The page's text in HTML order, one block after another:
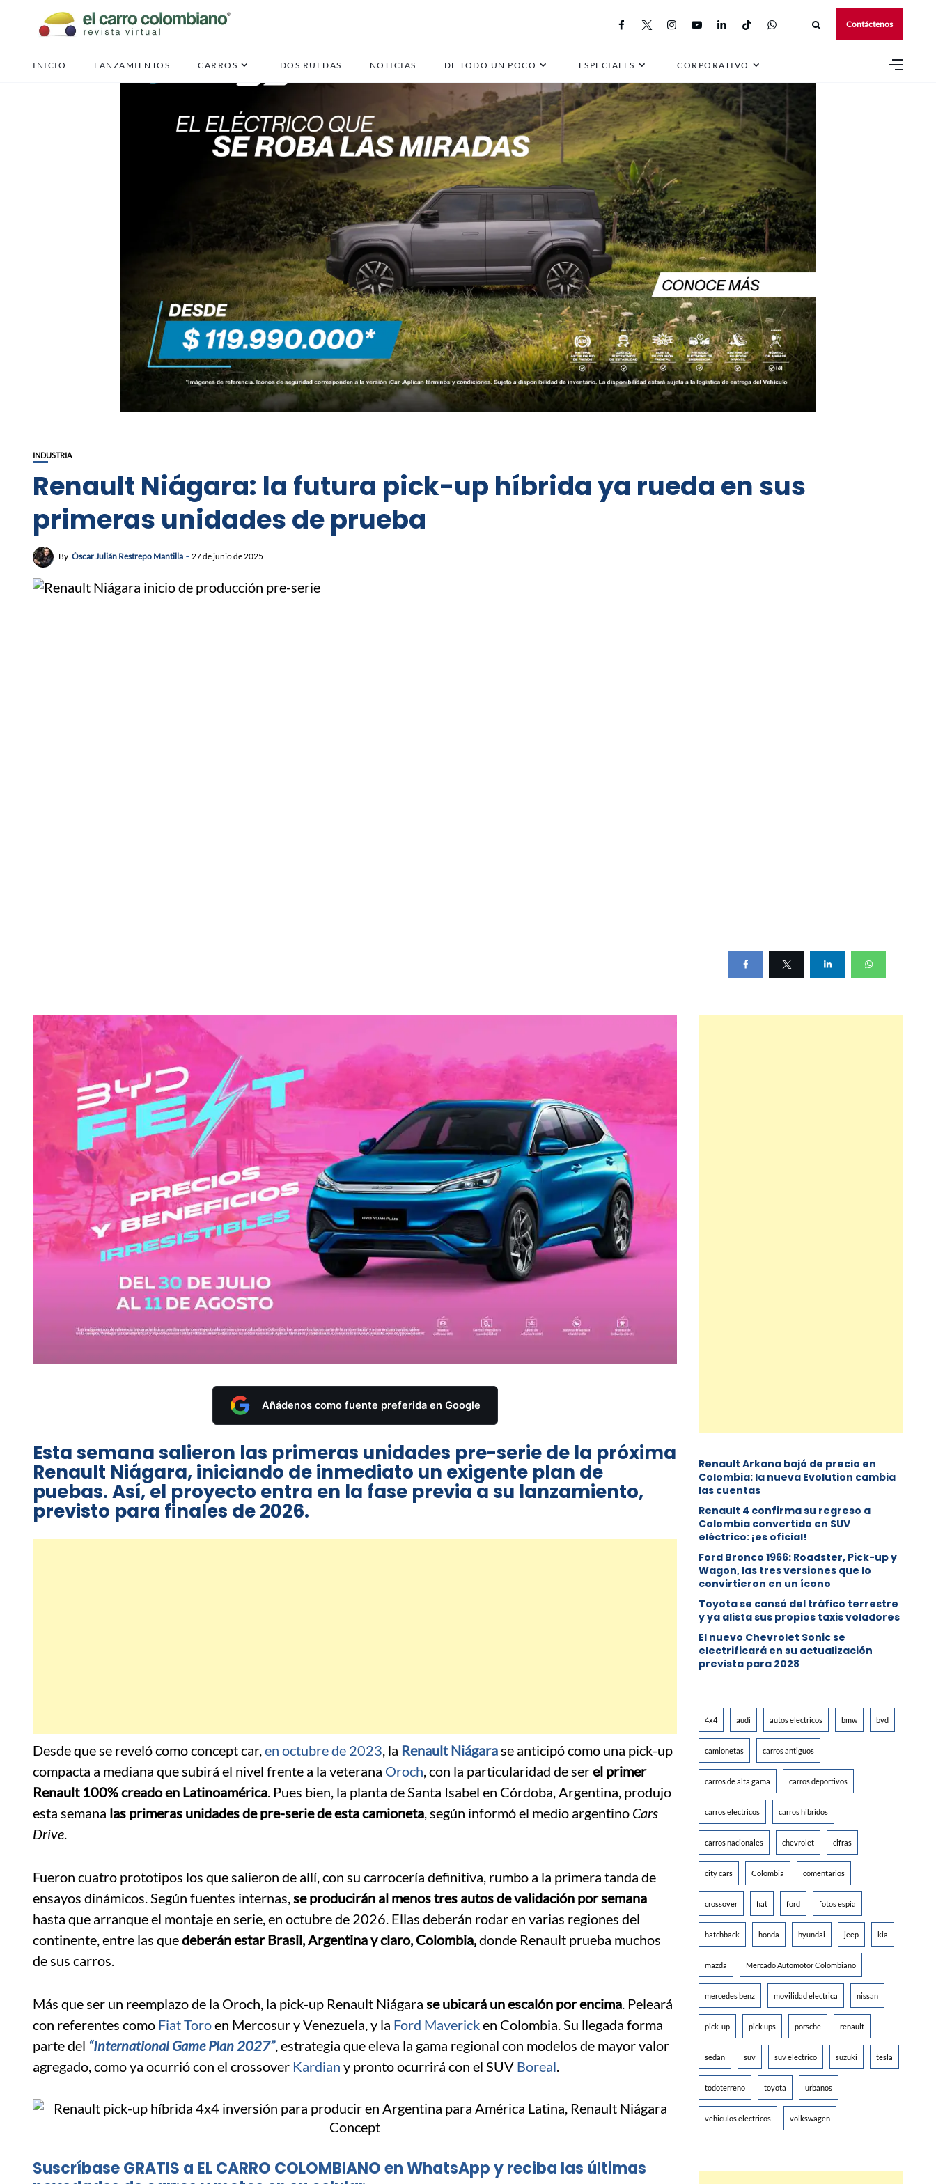
Contáctenos
INICIO LANZAMIENTOS CARROS DOS RUEDAS NOTICIAS DE TODO UN POCO ESPECIALES CORPORATIVO
INDUSTRIA
Renault Niágara: la futura pick-up híbrida ya rueda en sus
primeras unidades de prueba
By Óscar Julián Restrepo Mantilla 27 de junio de 2025
Añádenos como fuente preferida en Google
Esta semana salieron las primeras unidades pre-serie de la próxima
Renault Niágara, iniciando de inmediato un exigente plan de
puebas. Así, el proyecto entra en la fase previa a su lanzamiento,
previsto para finales de 2026.
Desde que se reveló como concept car,en octubre de 2023, la Renault Niágarase anticipó como una pick-up
compacta a mediana que subirá el nivel frente a la veterana Oroch, con la particularidad de serel primer
Renault 100% creado en Latinoamérica. Pues bien, la planta de Santa Isabel en Córdoba, Argentina, produjo
esta semana las primeras unidades de pre-serie de esta camioneta, según informó el medio argentino Cars
Drive.
Fueron cuatro prototipos los que salieron de allí, con su carrocería definitiva, rumbo a la primera tanda de
ensayos dinámicos. Según fuentes internas,se producirán al menos tres autos de validación por semana
hasta que arranque el montaje en serie, en octubre de 2026. Ellas deberán rodar en varias regiones del
continente, entre las quedeberán estar Brasil, Argentina y claro, Colombia,donde Renault prueba muchos
de sus carros.
Más que ser un reemplazo de la Oroch, la pick-up Renault Niágara se ubicará un escalón por encima. Peleará
con referentes como Fiat Toroen Mercosur y Venezuela, y la Ford Mavericken Colombia. Su llegada forma
parte del “International Game Plan 2027”, estrategia que eleva la gama regional con modelos de mayor valor
agregado, como ya ocurrió con el crossover Kardian y pronto ocurrirá con el SUV Boreal.
Suscríbase GRATIS a EL CARRO COLOMBIANO en WhatsApp y reciba las últimas
Renault Arkana bajó de precio en
Colombia: la nueva Evolution cambia
las cuentas
Renault 4 confirma su regreso a
Colombia convertido en SUV
eléctrico: ¡es oficial!
Ford Bronco 1966: Roadster, Pick-up y
Wagon, las tres versiones que lo
convirtieron en un ícono
Toyota se cansó del tráfico terrestre
y ya alista sus propios taxis voladores
El nuevo Chevrolet Sonic se
electrificará en su actualización
prevista para 2028
4x4 audi autos electricos bmw byd
camionetas carros antiguos
carros de alta gama carros deportivos
carros electricos carros hibridos
carros nacionales chevrolet cifras
city cars Colombia comentarios
crossover fiat ford fotos espia
hatchback honda hyundai jeep kia
mazda Mercado Automotor Colombiano
mercedes benz movilidad electrica nissan
pick-up pick ups porsche renault
sedan suv suv electrico suzuki tesla
todoterreno toyota urbanos
vehiculos electricos volkswagen